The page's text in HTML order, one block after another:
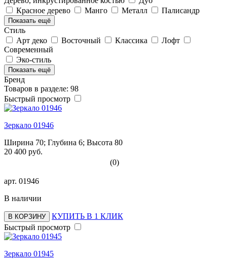
Красное дерево
Манго Металл Палисандр
Показать ещё
Стиль
Арт деко
Восточный Классика
Лофт
Современный
Эко-стиль
Показать ещё
Бренд
Товаров в разделе: 98
Быстрый просмотр
Зеркало 01946
Ширина 70; Глубина 6; Высота 80
20 400 руб.
(0)
арт. 01946
В наличии
В КОРЗИНУ
КУПИТЬ В 1 КЛИК
Быстрый просмотр
Зеркало 01945